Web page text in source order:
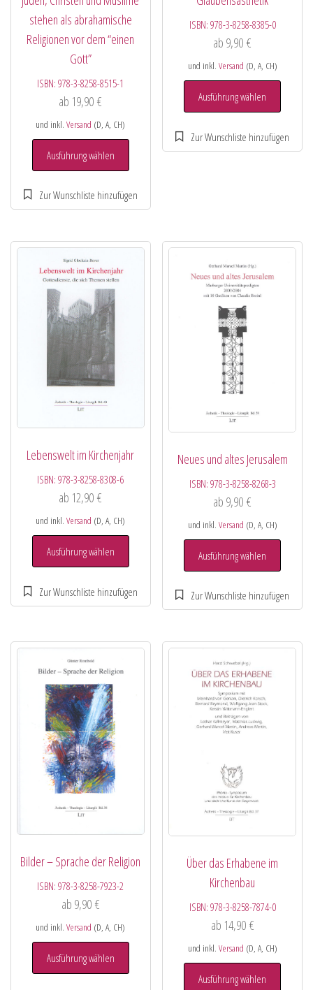
stehen als abrahamische
Religionen vor dem “einen
Gott”
ISBN:978-3-8258-8515-1
ab 19,90€
und inkl.Versand (D, A, CH)
Ausführung wählen
ISBN: 978-3-8258-8385-0
ab 9,90€
und inkl. Versand (D, A, CH)
Ausführung wählen
Lebenswelt im Kirchenjahr
ISBN:978-3-8258-8308-6
ab 12,90€
und inkl.Versand (D, A, CH)
Ausführung wählen
Neues und altes Jerusalem
ISBN: 978-3-8258-8268-3
ab 9,90€
und inkl. Versand (D, A, CH)
Ausführung wählen
Bilder – Sprache der Religion
ISBN:978-3-8258-7923-2
ab 9,90 €
und inkl.Versand (D, A, CH)
Ausführung wählen
Über das Erhabene im
Kirchenbau
ISBN: 978-3-8258-7874-0
ab 14,90 €
und inkl. Versand (D, A, CH)
Ausführung wählen